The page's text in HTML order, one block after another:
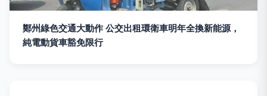
鄭州綠色交通大動作 公交出租環衛車明年全換新能源，
純電動貨車豁免限行